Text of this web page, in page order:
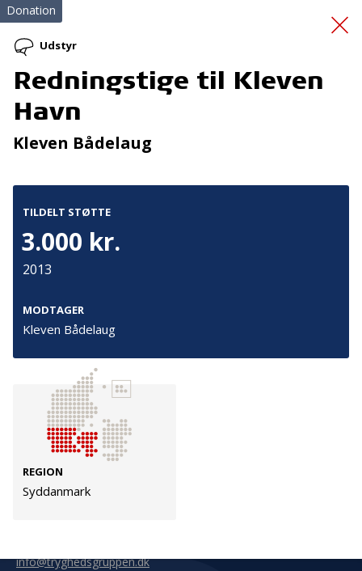
indkøb af redningsveste
Donation
Udstyr
Redningstige til Kleven
Havn
Kleven Bådelaug
TILDELT STØTTE
3.000 kr.
2013
MODTAGER
Kleven Bådelaug
REGION
Syddanmark
Tilmeld nyhedsbrev
De seneste nyheder om TrygFondens og TryghedsGruppens
Tilmeld
Kontakt
TrygFonden
45 26 08 00
info@trygfonden.dk
info@tryghedsgruppen.dk